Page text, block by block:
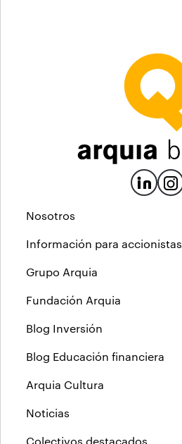
Nosotros
Información para accionistas
Grupo Arquia
Fundación Arquia
Blog Inversión
Blog Educación financiera
Arquia Cultura
Noticias
Colectivos destacados